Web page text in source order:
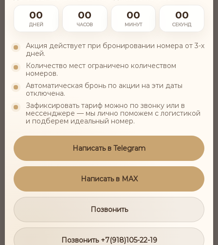
00
ДНЕЙ
00
ЧАСОВ
00
МИНУТ
00
СЕКУНД
Акция действует при бронировании номера от 3-х
дней.
Количество мест ограничено количеством
номеров.
Автоматическая бронь по акции на эти даты
отключена.
Зафиксировать тариф можно по звонку или в
мессенджере — мы лично поможем с логистикой
и подберем идеальный номер.
Написать в Telegram
Написать в MAX
Позвонить
Позвонить +7(918)105-22-19
Поделиться
О НАС В СМИ
ДРУГИЕ НОВОСТИ